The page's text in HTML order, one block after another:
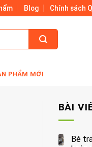
Blog Chính sách
PHẨM MỚI
BÀI
Bé